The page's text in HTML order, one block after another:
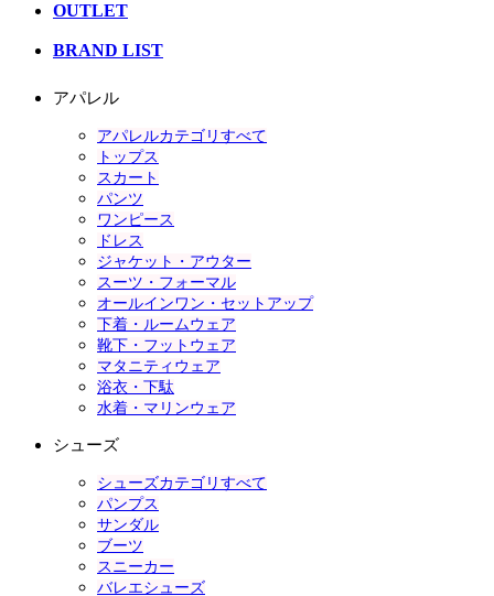
OUTLET
BRAND LIST
アパレル
アパレルカテゴリすべて
トップス
スカート
パンツ
ワンピース
ドレス
ジャケット・アウター
スーツ・フォーマル
オールインワン・セットアップ
下着・ルームウェア
靴下・フットウェア
マタニティウェア
浴衣・下駄
水着・マリンウェア
シューズ
シューズカテゴリすべて
パンプス
サンダル
ブーツ
スニーカー
バレエシューズ